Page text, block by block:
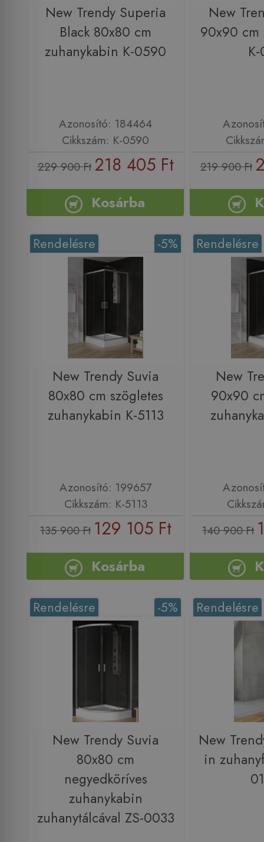
New Trendy Superia
Black 80x80 cm
zuhanykabin K-0590
Azonosító: 184464
Cikkszám: K-0590
229 900 Ft 218 405 Ft
Kosárba
New
90x90 cm
219 900 Ft
-5%
Rendelésre
New Trendy Suvia
80x80 cm szögletes
zuhanykabin K-5113
Azonosító: 199657
Cikkszám: K-5113
135 900 Ft 129 105 Ft
Kosárba
Rendelésre
New
90x90
140 900 Ft
-5%
Rendelésre
New Trendy Suvia
80x80 cm
negyedköríves
zuhanykabin
zuhanytálcával ZS-0033
Rendelésre
New
in